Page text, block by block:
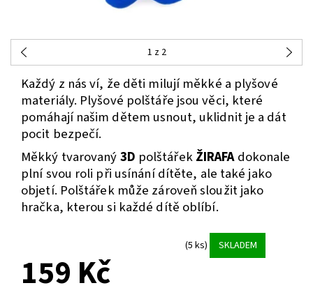
1 z 2
Každý z nás ví, že děti milují měkké a plyšové
materiály. Plyšové polštáře jsou věci, které
pomáhají našim dětem usnout, uklidnit je a dát
pocit bezpečí.
Měkký tvarovaný3D polštářekŽIRAFAdokonale
plní svou roli při usínání dítěte, ale také jako
objetí. Polštářek může zároveň sloužit jako
hračka, kterou si každé dítě oblíbí.
(5 ks) SKLADEM
159 Kč